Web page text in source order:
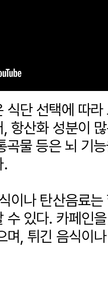
식단 선택에 따
항산화 성분이
곡물 등은 뇌 기
.
이나 탄산음료
수 있다. 카페인
며, 튀긴 음식이